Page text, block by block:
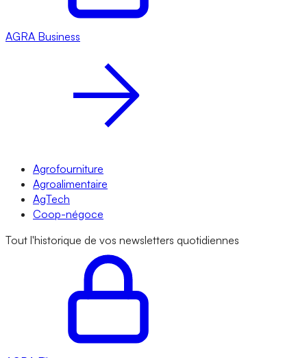
AGRA Business
Agrofourniture
Agroalimentaire
AgTech
Coop-négoce
Tout l'historique de vos newsletters quotidiennes